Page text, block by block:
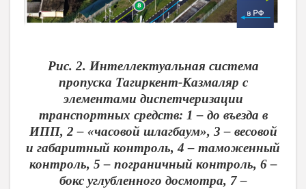
Рис. 2. Интеллектуальная система
пропуска Тагиркент-Казмаляр с
элементами диспетчеризации
транспортных средств: 1 – до въезда в
ИПП, 2 – «часовой шлагбаум», 3 – весовой
и габаритный контроль, 4 – таможенный
контроль, 5 – пограничный контроль, 6 –
бокс углубленного досмотра, 7 –